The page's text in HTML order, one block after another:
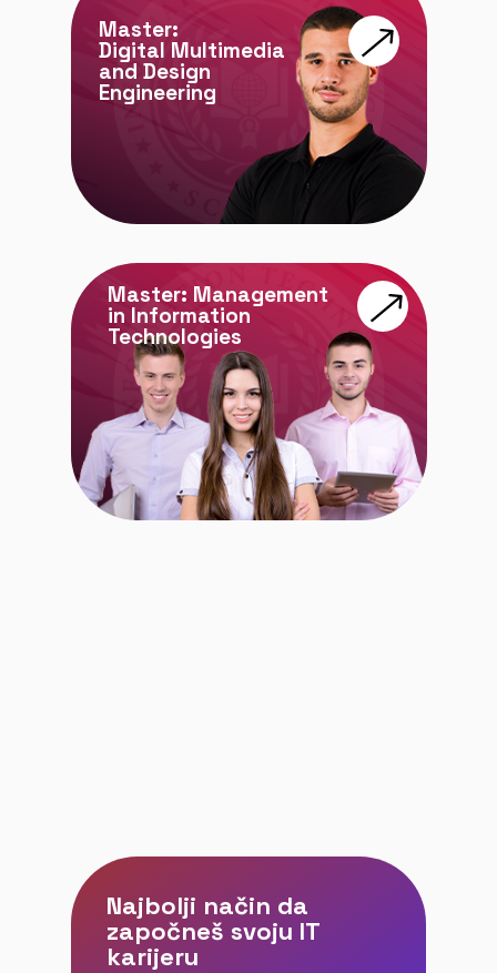
Master: Management
in Information
Technologies
Master:
Digital Multimedia
and Design
Engineering
Najbolji način da
započneš svoju IT
karijeru